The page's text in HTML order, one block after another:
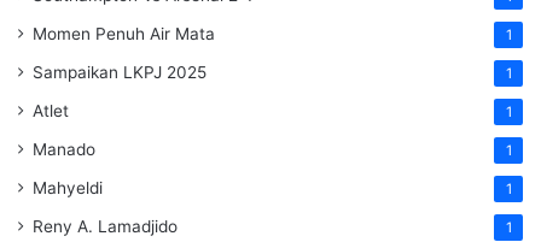
Momen Penuh Air Mata 1
Sampaikan LKPJ 2025 1
Atlet 1
Manado 1
Mahyeldi 1
Reny A. Lamadjido 1